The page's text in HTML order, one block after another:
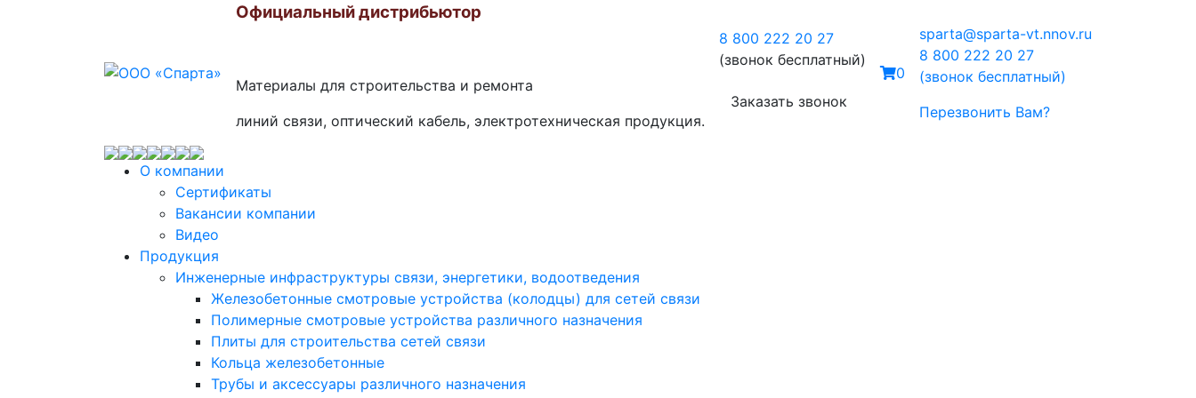
Официальный дистрибьютор
Материалы для строительства и ремонта
линий связи, оптический кабель, электротехническая продукция.
8 800 222 20 27
(звонок бесплатный)
Заказать звонок
0
sparta@sparta-vt.nnov.ru
8 800 222 20 27
(звонок бесплатный)
Перезвонить Вам?
О компании
Сертификаты
Вакансии компании
Видео
Продукция
Инженерные инфраструктуры связи, энергетики, водоотведения
Железобетонные смотровые устройства (колодцы) для сетей связи
Полимерные смотровые устройства различного назначения
Плиты для строительства сетей связи
Кольца железобетонные
Трубы и аксессуары различного назначения